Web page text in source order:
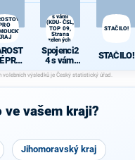
PRO
KRAJ
s vámi
(KDU-ČSL,
TOP 09,
Strana
zelených,
Nestraníci)
Spojenci2
4 s vámi
(KDU-
ČSL, TOP
09, Strana
Nestraníci
STAČILO!
STAČILO!
vašem kraji?
Jihomoravský kraj